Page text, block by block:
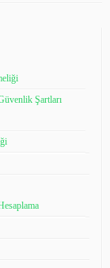
Şartları